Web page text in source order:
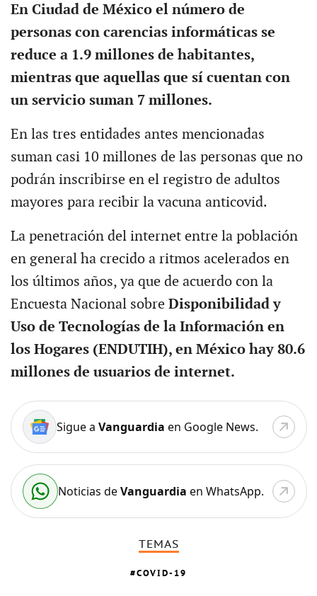
En Ciudad de México el número de
personas con carencias informáticas se
reduce a 1.9 millones de habitantes,
mientras que aquellas que sí cuentan con
un servicio suman 7 millones.
En las tres entidades antes mencionadas
suman casi 10 millones de las personas que no
podrán inscribirse en el registro de adultos
mayores para recibir la vacuna anticovid.
La penetración del internet entre la población
en general ha crecido a ritmos acelerados en
los últimos años, ya que de acuerdo con la
Encuesta Nacional sobre Disponibilidad y
Uso de Tecnologías de la Información en
los Hogares (ENDUTIH), en México hay 80.6
millones de usuarios de internet.
Sigue a Vanguardia en Google News.
Noticias deVanguardia en WhatsApp.
TEMAS
COVID-19